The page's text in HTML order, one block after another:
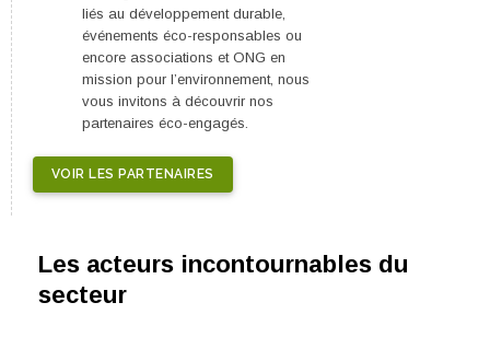
liés au développement durable,
événements éco-responsables ou
encore associations et ONG en
mission pour l’environnement, nous
vous invitons à découvrir nos
partenaires éco-engagés.
VOIR LES PARTENAIRES
Les acteurs incontournables du
secteur